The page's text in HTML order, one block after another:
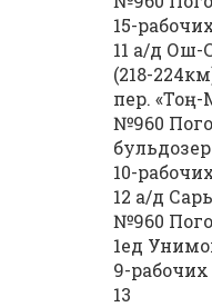
15-
11 а/д
(218-
пер.
№960
бульдозер
10-
12 а/д
№960
1ед
9-рабочих
13